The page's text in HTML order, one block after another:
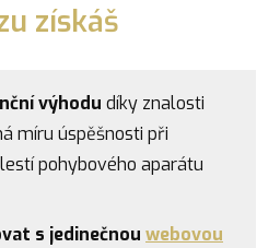
získáš
výhodu díky znalosti
míru úspěšnosti při
pohybového aparátu
s jedinečnou webovou